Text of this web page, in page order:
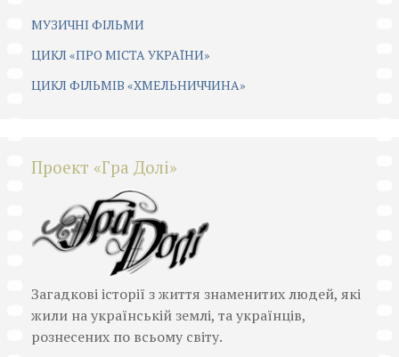
МУЗИЧНІ ФІЛЬМИ
ЦИКЛ «ПРО МІСТА УКРАЇНИ»
ЦИКЛ ФІЛЬМІВ «ХМЕЛЬНИЧЧИНА»
Проект «Гра Долі»
Загадкові історії з життя знаменитих людей, які
жили на українській землі, та українців,
рознесених по всьому світу.